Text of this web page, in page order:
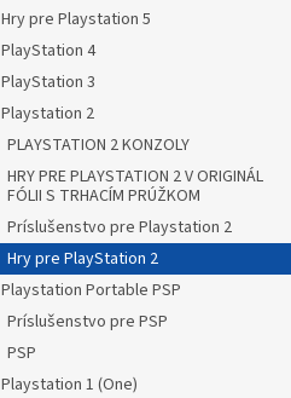
Hry pre Playstation 5
PlayStation 4
PlayStation 3
Playstation 2
PLAYSTATION 2 KONZOLY
HRY PRE PLAYSTATION 2 V ORIGINÁL
FÓLII S TRHACÍM PRÚŽKOM
Príslušenstvo pre Playstation 2
Hry pre PlayStation 2
Playstation Portable PSP
Príslušenstvo pre PSP
PSP
Playstation 1 (One)